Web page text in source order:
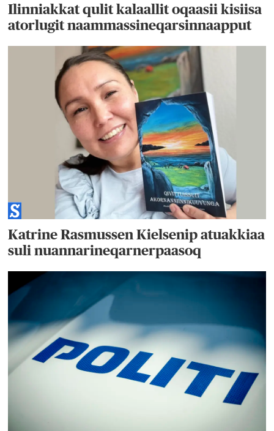
Ilinniakkat qulit kalaallit oqaasii kisiisa
atorlugit naammassineqarsinnaapput
Katrine Rasmussen Kielsenip atuakkiaa
suli nuannarineqarnerpaasoq